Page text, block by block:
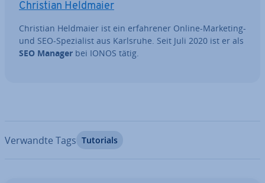
Christian Heldmaier
Christian Heldmaier ist ein er­fah­re­ner Online-Marketing-
und SEO-Spe­zia­list aus Karlsruhe. Seit Juli 2020 ist er als
SEO Manager bei IONOS tätig.
Verwandte Tags Tutorials